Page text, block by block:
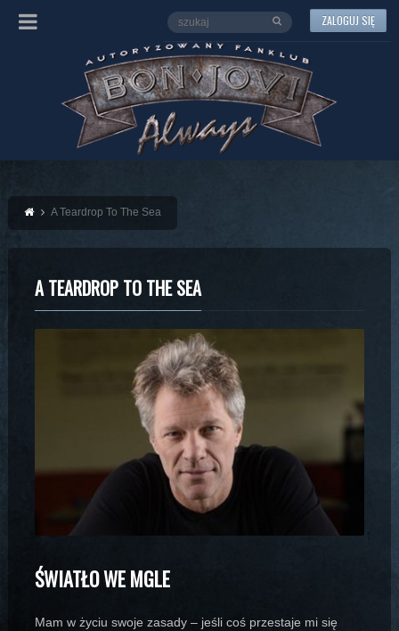
ZALOGUJ SIĘ
A Teardrop To The Sea
A TEARDROP TO THE SEA
ŚWIATŁO WE MGLE
Mam w życiu swoje zasady – jeśli coś przestaje mi się